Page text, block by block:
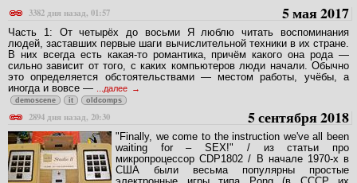
3382 дня назад, 01:57
5 мая 2017
Часть 1: От четырёх до восьми Я люблю читать воспоминания
людей, заставших первые шаги вычислительной техники в их стране.
В них всегда есть какая-то романтика, причём какого она рода —
сильно зависит от того, с каких компьютеров люди начали. Обычно
это определяется обстоятельствами — местом работы, учёбы, а
иногда и вовсе —
...далее
demoscene it oldcomps
2894 дня назад, 20:30 5 сентября 2018
"Finally, we come to the instruction we've all been
waiting for – SEX!" / из статьи про
микропроцессор CDP1802 / В начале 1970-х в
США были весьма популярны простые